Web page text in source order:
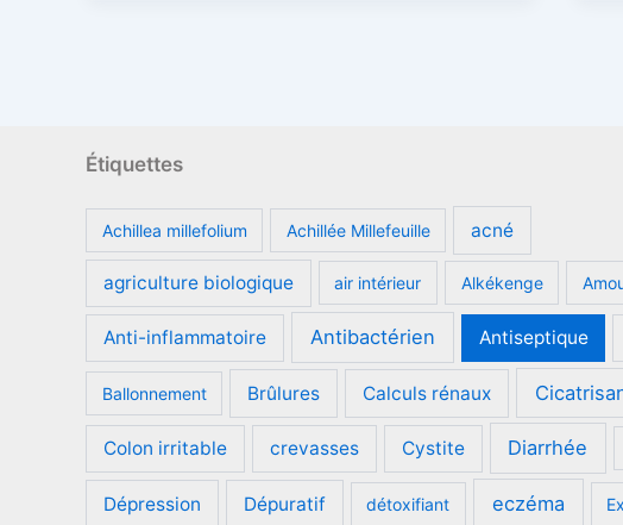
Étiquettes
Achillea millefolium Achillée Millefeuille acné
agriculture biologique air intérieur Alkékenge
Anti-inflammatoire Antibactérien Antiseptique
Ballonnement Brûlures Calculs rénaux
Colon irritable crevasses Cystite Diarrhée
Dépression Dépuratif détoxifiant eczéma